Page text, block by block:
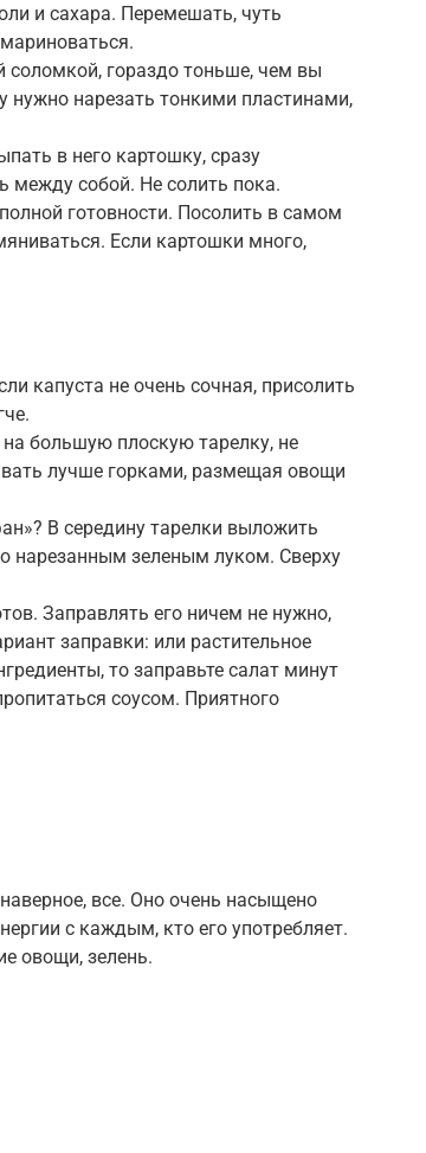
и сахара. Перемешать, чуть
соломкой, гораздо тоньше, чем вы
нарезать тонкими пластинами,
в него картошку, сразу
между собой. Не солить пока.
готовности. Посолить в самом
Если картошки много,
капуста не очень сочная, присолить
большую плоскую тарелку, не
лучше горками, размещая овощи
В середину тарелки выложить
нарезанным зеленым луком. Сверху
Заправлять его ничем не нужно,
заправки: или растительное
то заправьте салат минут
соусом. Приятного
все. Оно очень насыщено
с каждым, кто его употребляет.
овощи, зелень.